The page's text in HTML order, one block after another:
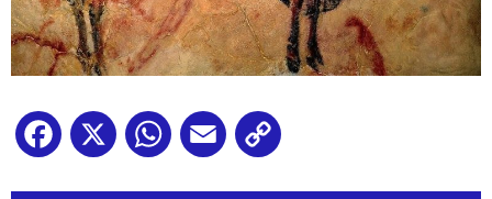
Facebook
X WhatsApp
Email
Reproductor